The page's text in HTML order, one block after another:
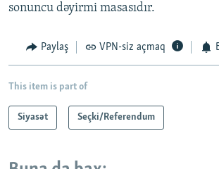
sonuncu dəyirmi masasıdır.
Paylaş VPN-siz açmaq
This item is part of
Siyasət Seçki/Referendum